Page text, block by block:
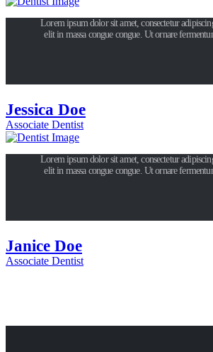
Lorem ipsum dolor sit amet, consectetur
elit in massa congue congue. Ut ornare
Jessica Doe
Associate Dentist
Lorem ipsum dolor sit amet, consectetur
elit in massa congue congue. Ut ornare
Janice Doe
Associate Dentist